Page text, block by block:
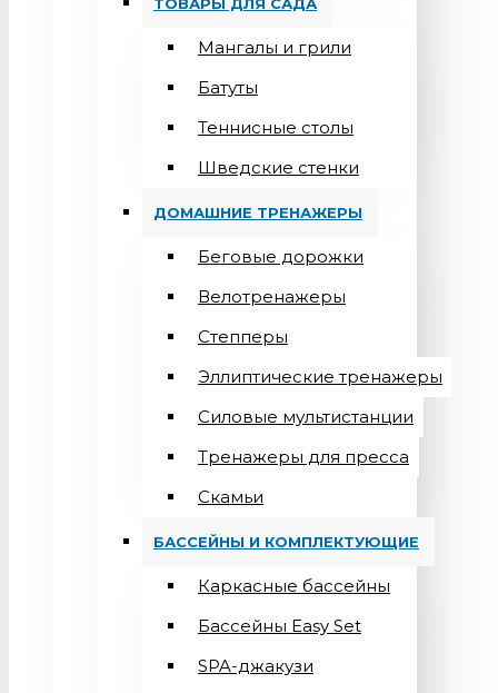
Мангалы и грили
Батуты
Теннисные столы
Шведские стенки
ДОМАШНИЕ ТРЕНАЖЕРЫ
Беговые дорожки
Велотренажеры
Степперы
Эллиптические тренажеры
Силовые мультистанции
Тренажеры для пресса
Скамьи
БАССЕЙНЫ И КОМПЛЕКТУЮЩИЕ
Каркасные бассейны
Бассейны Easy Set
SPA-джакузи